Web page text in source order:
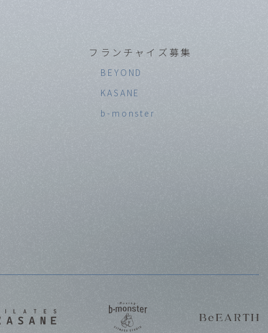
フランチャイズ募集
BEYOND
KASANE
b-monster